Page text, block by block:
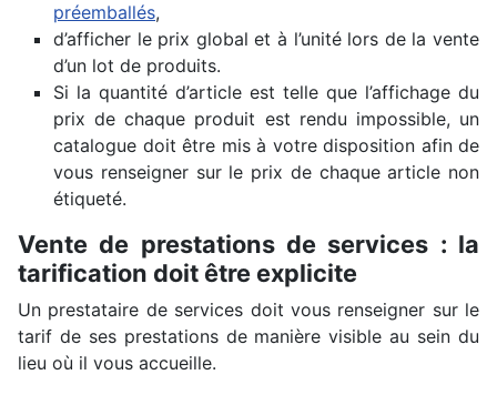
préemballés,
d’afficher le prix global et à l’unité lors de la vente
d’un lot de produits.
Si la quantité d’article est telle que l’affichage du
prix de chaque produit est rendu impossible, un
catalogue doit être mis à votre disposition afin de
vous renseigner sur le prix de chaque article non
étiqueté.
Vente de prestations de services : la
tarification doit être explicite
Un prestataire de services doit vous renseigner sur le
tarif de ses prestations de manière visible au sein du
lieu où il vous accueille.